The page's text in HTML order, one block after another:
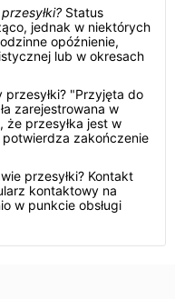
Status
jednak w niektórych
opóźnienie,
lub w okresach
"Przyjęta do
zarejestrowana w
że przesyłka jest w
zakończenie
przesyłki? Kontakt
kontaktowy na
w punkcie obsługi